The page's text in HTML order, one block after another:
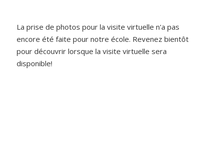
La prise de photos pour la visite virtuelle n'a pas
encore été faite pour notre école. Revenez bientôt
pour découvrir lorsque la visite virtuelle sera
disponible!